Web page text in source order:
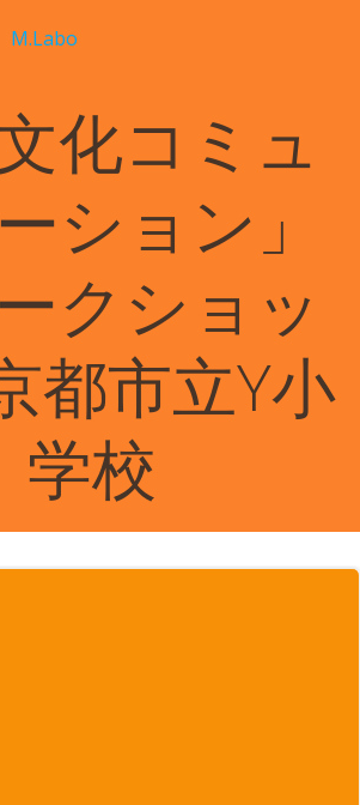
ツ
へ
ッ
M.Labo
文化コミュ
ション」
クショッ
都市立Y小
学校